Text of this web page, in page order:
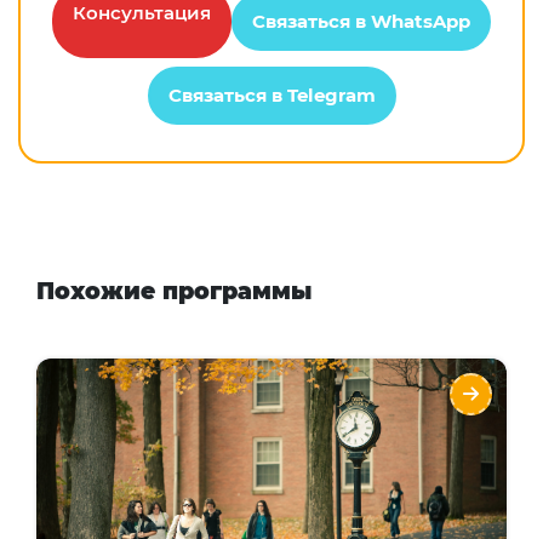
Консультация Связаться в WhatsApp
Связаться в Telegram
Похожие программы
DREW University
Описание
Курсы
Языки
Направления
Элитный ведущий университет
гуманитарных, естественных наук и